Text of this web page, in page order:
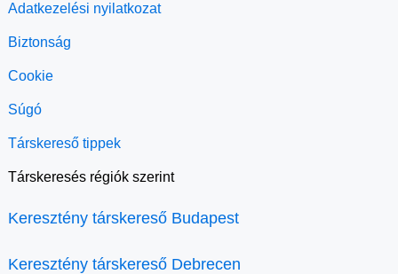
Adatkezelési nyilatkozat
Biztonság
Cookie
Súgó
Társkereső tippek
Társkeresés régiók szerint
Keresztény társkereső Budapest
Keresztény társkereső Debrecen